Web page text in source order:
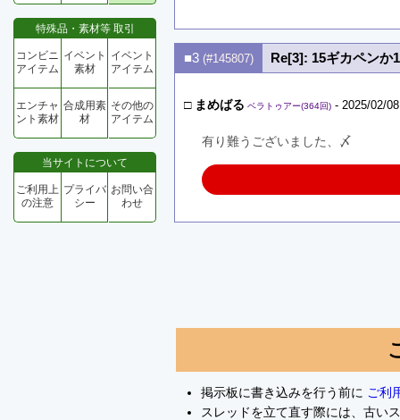
特殊品・素材等 取引
コンビニ
アイテム
イベント
素材
イベント
アイテム
エンチャ
ント素材
合成用素
材
その他の
アイテム
当サイトについて
ご利用上
の注意
プライバ
シー
お問い合
わせ
■3 (#145807) Re[3]: 15ギカペンか
□ まめばる ベラトゥアー(364回) - 2025/02/
有り難うございました、〆
掲示板に書き込みを行う前に ご利
スレッドを立て直す際には、古い